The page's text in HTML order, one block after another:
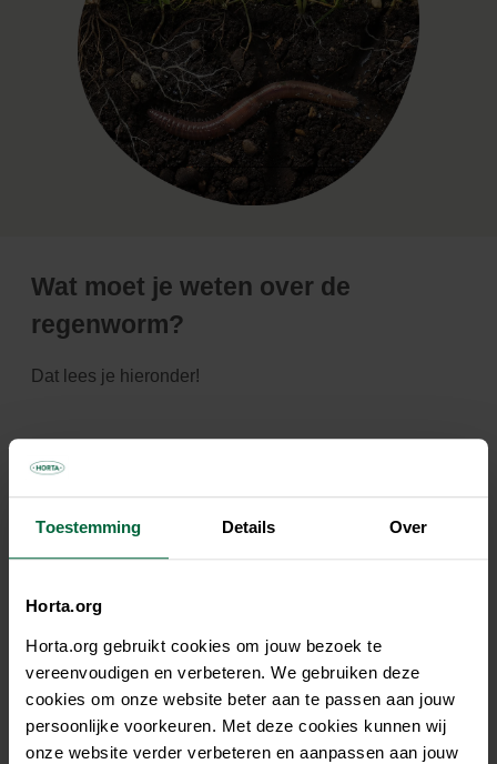
Toestemming Details Over
Horta.org
Horta.org gebruikt cookies om jouw bezoek te
vereenvoudigen en verbeteren. We gebruiken deze
cookies om onze website beter aan te passen aan jouw
persoonlijke voorkeuren. Met deze cookies kunnen wij
onze website verder verbeteren en aanpassen aan jouw
Wat moet je weten over de
regenworm?
Dat lees je hieronder!
Hoe herken je ze?
Hoe overleven ze?